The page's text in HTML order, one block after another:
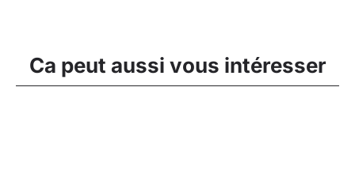
Ca peut aussi vous intéresser